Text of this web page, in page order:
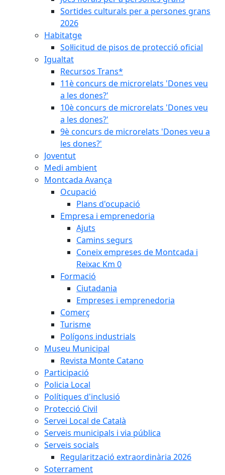
Sortides culturals per a persones grans
2026
Habitatge
Sol·licitud de pisos de protecció oficial
Igualtat
Recursos Trans*
11è concurs de microrelats 'Dones veu
a les dones?'
10è concurs de microrelats 'Dones veu
a les dones?'
9è concurs de microrelats 'Dones veu a
les dones?'
Joventut
Medi ambient
Montcada Avança
Ocupació
Plans d'ocupació
Empresa i emprenedoria
Ajuts
Camins segurs
Coneix empreses de Montcada i
Reixac Km 0
Formació
Ciutadania
Empreses i emprenedoria
Comerç
Turisme
Polígons industrials
Museu Municipal
Revista Monte Catano
Participació
Policia Local
Polítiques d'inclusió
Protecció Civil
Servei Local de Català
Serveis municipals i via pública
Serveis socials
Regularització extraordinària 2026
Soterrament